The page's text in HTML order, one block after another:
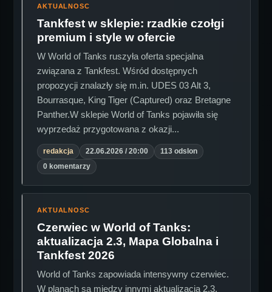
AKTUALNOSC
Tankfest w sklepie: rzadkie czołgi
premium i style w ofercie
W World of Tanks ruszyła oferta specjalna
związana z Tankfest. Wśród dostępnych
propozycji znalazły się m.in. UDES 03 Alt 3,
Bourrasque, King Tiger (Captured) oraz Bretagne
Panther.W sklepie World of Tanks pojawiła się
wyprzedaż przygotowana z okazji...
redakcja 22.06.2026 / 20:00
113 odslon
0 komentarzy
AKTUALNOSC
Czerwiec w World of Tanks:
aktualizacja 2.3, Mapa Globalna i
Tankfest 2026
World of Tanks zapowiada intensywny czerwiec.
W planach są między innymi aktualizacja 2.3,